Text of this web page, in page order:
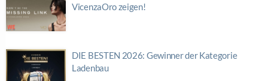
VicenzaOro zeigen!
DIE BESTEN 2026: Gewinner der Kategorie
Ladenbau